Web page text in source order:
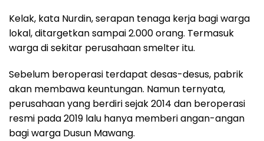
Kelak, kata Nurdin, serapan tenaga kerja bagi warga
lokal, ditargetkan sampai 2.000 orang. Termasuk
warga di sekitar perusahaan smelter itu.
Sebelum beroperasi terdapat desas-desus, pabrik
akan membawa keuntungan. Namun ternyata,
perusahaan yang berdiri sejak 2014 dan beroperasi
resmi pada 2019 lalu hanya memberi angan-angan
bagi warga Dusun Mawang.